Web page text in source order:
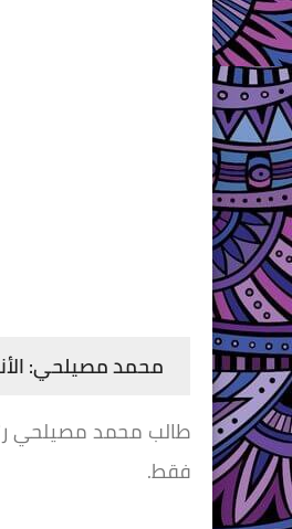
محمد مصيلحي:
طالب محمد مصيلحي
فقط.